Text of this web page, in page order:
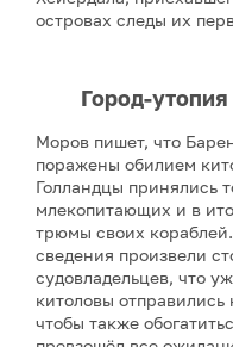
островах следы их
Город-
Моров пишет, что
поражены обилием
Голландцы принялись
млекопитающих и в
трюмы своих
сведения произвели
судовладельцев, что
китоловы отправились
чтобы также